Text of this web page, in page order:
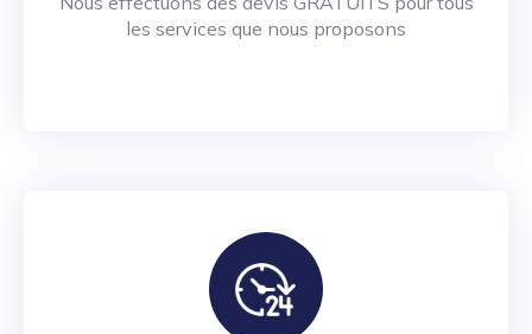
les services que nous proposons